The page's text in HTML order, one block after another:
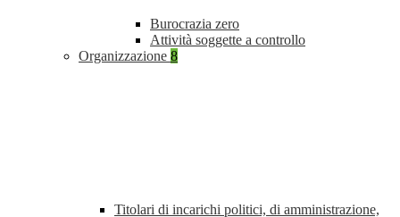
Burocrazia zero
Attività soggette a controllo
Organizzazione 8
Titolari di incarichi politici, di amministrazione,